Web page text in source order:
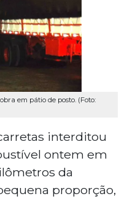
em pátio de posto. (Foto:
interditou
ontem em
da
proporção,